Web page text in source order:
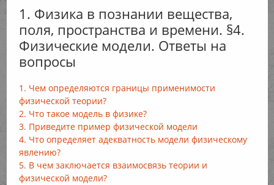
1. Физика в познании вещества,
поля, пространства и времени. §4.
Физические модели. Ответы на
вопросы
1. Чем определяются границы применимости
физической теории?
2. Что такое модель в физике?
3. Приведите пример физической модели
4. Что определяет адекватность модели физическому
явлению?
5. В чем заключается взаимосвязь теории и
физической модели?